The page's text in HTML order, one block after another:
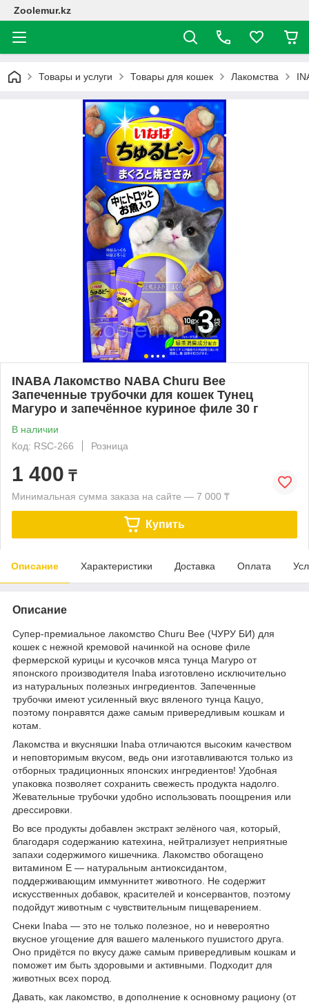
Zoolemur.kz
Товары и услуги Товары для кошек Лакомства
INABA Лакомство NABA Churu Bee
Запеченные трубочки для кошек Тунец
Магуро и запечённое куриное филе 30 г
В наличии
Код: RSC-266
Розница
1 400 ₸
Минимальная сумма заказа на сайте — 7 000 ₸
Купить
Описание Характеристики Доставка Оплата
Описание
Супер-премиальное лакомство Churu Bee (ЧУРУ БИ) для
кошек с нежной кремовой начинкой на основе филе
фермерской курицы и кусочков мяса тунца Магуро от
японского производителя Inaba изготовлено исключительно
из натуральных полезных ингредиентов. Запеченные
трубочки имеют усиленный вкус вяленого тунца Кацуо,
поэтому понравятся даже самым привередливым кошкам и
котам.
Лакомства и вкусняшки Inaba отличаются высоким качеством
и неповторимым вкусом, ведь они изготавливаются только из
отборных традиционных японских ингредиентов! Удобная
упаковка позволяет сохранить свежесть продукта надолго.
Жевательные трубочки удобно использовать поощрения или
дрессировки.
Во все продукты добавлен экстракт зелёного чая, который,
благодаря содержанию катехина, нейтрализует неприятные
запахи содержимого кишечника. Лакомство обогащено
витамином Е — натуральным антиоксидантом,
поддерживающим иммуннитет животного. Не содержит
искусственных добавок, красителей и консервантов, поэтому
подойдут животным с чувствительным пищеварением.
Снеки Inaba — это не только полезное, но и невероятно
вкусное угощение для вашего маленького пушистого друга.
Оно придётся по вкусу даже самым привередливым кошкам и
поможет им быть здоровыми и активными. Подходит для
животных всех пород.
Давать, как лакомство, в дополнение к основному рациону (от